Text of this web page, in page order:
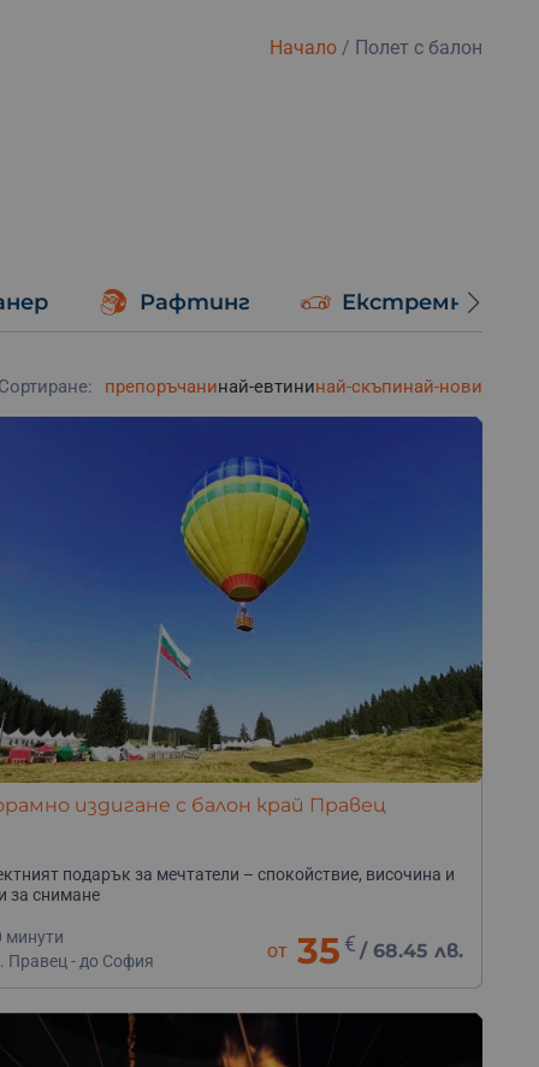
Начало/ Полет с балон
Рафтинг Екстремно
Сортиране: препоръчанинай-евтининай-скъпинай-нови
издигане с балон край Правец
подарък за мечтатели – спокойствие, височина и
за снимане
минути
Правец - до София
от 35 € / 68.45 лв.